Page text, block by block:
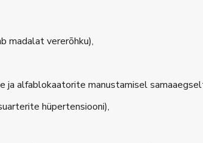
madalat vererõhku),
alfablokaatorite manustamisel
hüpertensiooni),